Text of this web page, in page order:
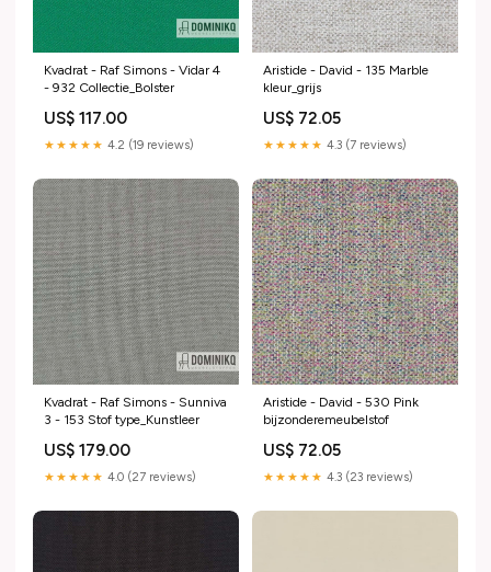
Kvadrat - Raf Simons - Vidar 4
- 932 Collectie_Bolster
US$ 117.00
★★★★★ 4.2 (19 reviews)
Aristide - David - 135 Marble
kleur_grijs
US$ 72.05
★★★★★ 4.3 (7 reviews)
Kvadrat - Raf Simons - Sunniva
3 - 153 Stof type_Kunstleer
US$ 179.00
★★★★★ 4.0 (27 reviews)
Aristide - David - 530 Pink
bijzonderemeubelstof
US$ 72.05
★★★★★ 4.3 (23 reviews)